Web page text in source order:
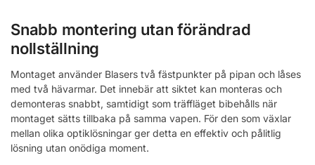
Snabb montering utan förändrad
nollställning
Montaget använder Blasers två fästpunkter på pipan och låses
med två hävarmar. Det innebär att siktet kan monteras och
demonteras snabbt, samtidigt som träffläget bibehålls när
montaget sätts tillbaka på samma vapen. För den som växlar
mellan olika optiklösningar ger detta en effektiv och pålitlig
lösning utan onödiga moment.